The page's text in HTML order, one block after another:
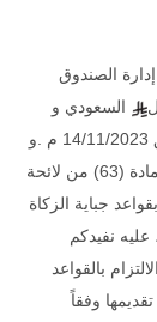
الصندوق
السعودي و
سيكون سريان التغيير بتاريخ 01/05/1445 هـ الموافق 14/11/2023 م .و
تفاصيل التغيير الغير أساسي هي ” بناءً على أحكام المادة (63) من لائحة
جباية الزكاة
عليه نفيدكم
بالقواعد
وفقاً